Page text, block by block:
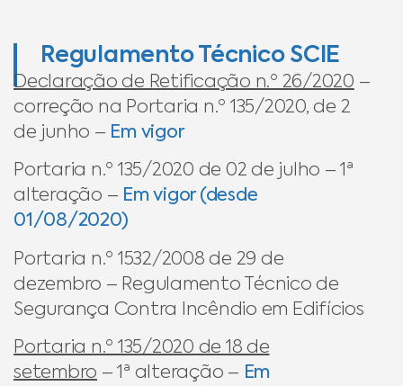
Regulamento Técnico SCIE
Declaração de Retificação n.º 26/2020 –
correção na Portaria n.º 135/2020, de 2
de junho – Em vigor
Portaria n.º 135/2020 de 02 de julho – 1ª
alteração – Em vigor (desde
01/08/2020)
Portaria n.º 1532/2008 de 29 de
dezembro – Regulamento Técnico de
Segurança Contra Incêndio em Edifícios
Portaria n.º 135/2020 de 18 de
setembro – 1ª alteração – Em